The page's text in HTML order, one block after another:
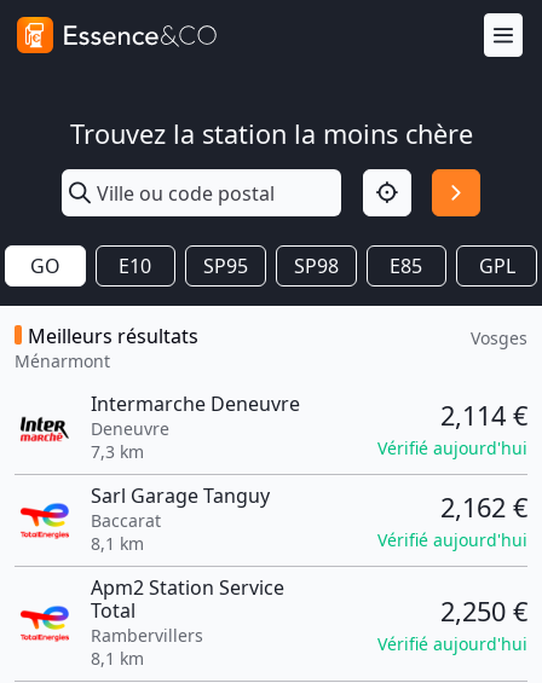
Trouvez la station la moins chère
GO E10 SP95 SP98 E85 GPL
Meilleurs résultats
Ménarmont
Vosges
Intermarche Deneuvre
Deneuvre
7,3 km
2,114 €
Vérifié aujourd'hui
Sarl Garage Tanguy
Baccarat
8,1 km
2,162 €
Vérifié aujourd'hui
Apm2 Station Service
Total
Rambervillers
8,1 km
2,250 €
Vérifié aujourd'hui